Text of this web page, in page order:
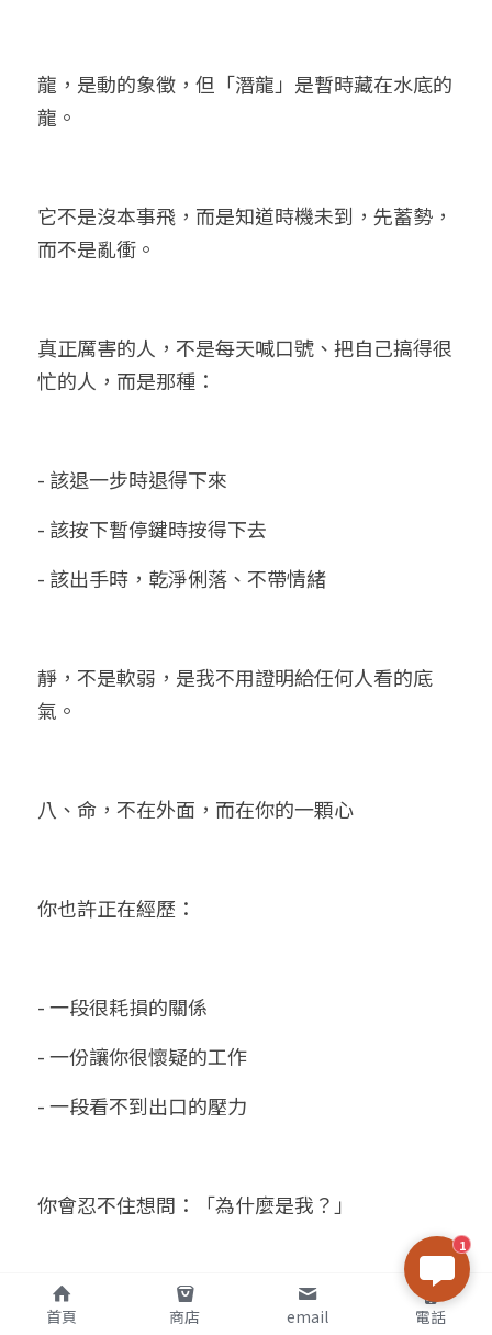
龍，是動的象徵，但「潛龍」是暫時藏在水底的
龍。
它不是沒本事飛，而是知道時機未到，先蓄勢，
而不是亂衝。
真正厲害的人，不是每天喊口號、把自己搞得很
忙的人，而是那種：
- 該退一步時退得下來
- 該按下暫停鍵時按得下去
- 該出手時，乾淨俐落、不帶情緒
靜，不是軟弱，是我不用證明給任何人看的底
氣。
八、命，不在外面，而在你的一顆心
你也許正在經歷：
- 一段很耗損的關係
- 一份讓你很懷疑的工作
- 一段看不到出口的壓力
你會忍不住想問：「為什麼是我？」
我真心想跟你說的是：
1
首頁 商店 email 電話